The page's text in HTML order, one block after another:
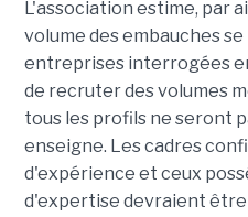
L'association estime, par
volume des embauches
entreprises interrogées
de recruter des volumes
tous les profils ne seront
enseigne. Les cadres
d'expérience et ceux
d'expertise devraient être